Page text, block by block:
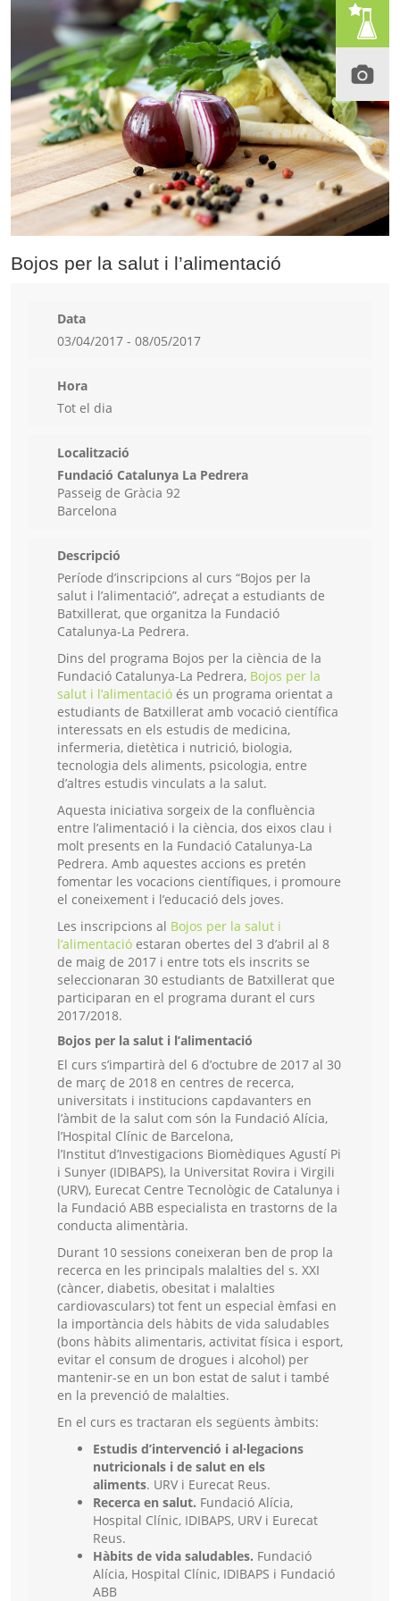
Bojos per la salut i l’alimentació
Data
03/04/2017 - 08/05/2017
Hora
Tot el dia
Localització
Fundació Catalunya La Pedrera
Passeig de Gràcia 92
Barcelona
Descripció
Període d’inscripcions al curs “Bojos per la
salut i l’alimentació”, adreçat a estudiants de
Batxillerat, que organitza la Fundació
Catalunya-La Pedrera.
Dins del programa Bojos per la ciència de la
Fundació Catalunya-La Pedrera, Bojos per la
salut i l’alimentació és un programa orientat a
estudiants de Batxillerat amb vocació científica
interessats en els estudis de medicina,
infermeria, dietètica i nutrició, biologia,
tecnologia dels aliments, psicologia, entre
d’altres estudis vinculats a la salut.
Aquesta iniciativa sorgeix de la confluència
entre l’alimentació i la ciència, dos eixos clau i
molt presents en la Fundació Catalunya-La
Pedrera. Amb aquestes accions es pretén
fomentar les vocacions científiques, i promoure
el coneixement i l’educació dels joves.
Les inscripcions al Bojos per la salut i
l’alimentació estaran obertes del 3 d’abril al 8
de maig de 2017 i entre tots els inscrits se
seleccionaran 30 estudiants de Batxillerat que
participaran en el programa durant el curs
2017/2018.
Bojos per la salut i l’alimentació
El curs s’impartirà del 6 d’octubre de 2017 al 30
de març de 2018 en centres de recerca,
universitats i institucions capdavanters en
l’àmbit de la salut com són la Fundació Alícia,
l’Hospital Clínic de Barcelona,
l’Institut d’Investigacions Biomèdiques Agustí Pi
i Sunyer (IDIBAPS), la Universitat Rovira i Virgili
(URV), Eurecat Centre Tecnològic de Catalunya i
la Fundació ABB especialista en trastorns de la
conducta alimentària.
Durant 10 sessions coneixeran ben de prop la
recerca en les principals malalties del s. XXI
(càncer, diabetis, obesitat i malalties
cardiovasculars) tot fent un especial èmfasi en
la importància dels hàbits de vida saludables
(bons hàbits alimentaris, activitat física i esport,
evitar el consum de drogues i alcohol) per
mantenir-se en un bon estat de salut i també
en la prevenció de malalties.
En el curs es tractaran els següents àmbits:
Estudis d’intervenció i al·legacions
nutricionals i de salut en els
aliments. URV i Eurecat Reus.
Recerca en salut. Fundació Alícia,
Hospital Clínic, IDIBAPS, URV i Eurecat
Reus.
Hàbits de vida saludables. Fundació
Alícia, Hospital Clínic, IDIBAPS i Fundació
ABB